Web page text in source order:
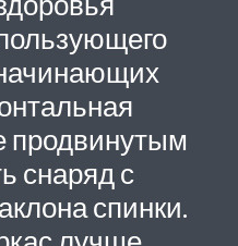
продвинутым
снаряд с
спинки.